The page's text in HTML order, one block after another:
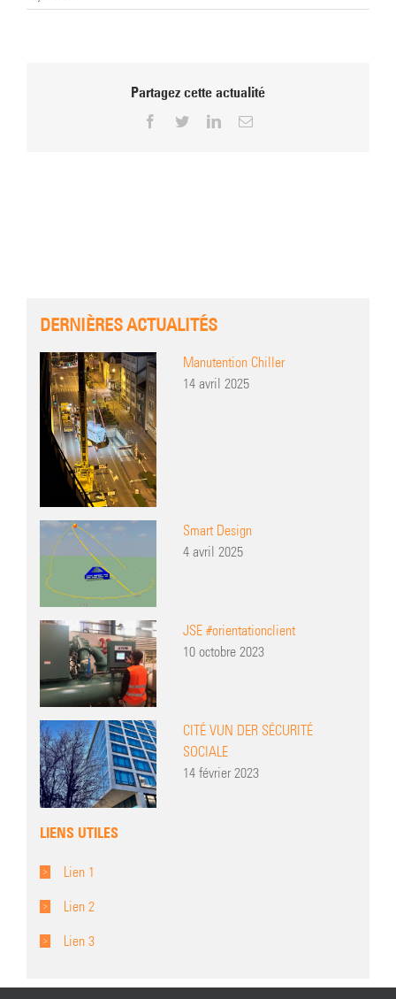
Partagez cette actualité
Facebook
TwitterLinkedInEmail
DERNIÈRES ACTUALITÉS
Manutention Chiller
14 avril 2025
Smart Design
4 avril 2025
JSE #orientationclient
10 octobre 2023
CITÉ VUN DER SÉCURITÉ
SOCIALE
14 février 2023
LIENS UTILES
Lien 1
Lien 2
Lien 3